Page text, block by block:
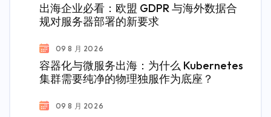
出海企业必看：欧盟 GDPR 与海外数据合
规对服务器部署的新要求
09 8 月 2026
容器化与微服务出海：为什么 Kubernetes
集群需要纯净的物理独服作为底座？
09 8 月 2026